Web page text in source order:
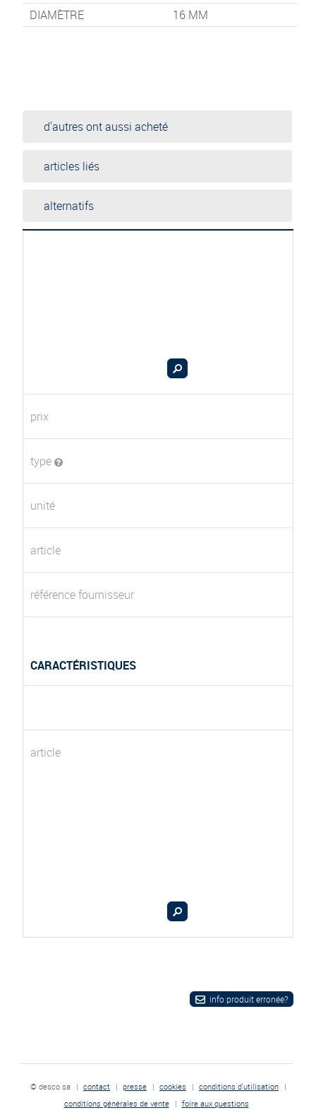
DIAMÈTRE
16 MM
d'autres ont aussi acheté
articles liés
alternatifs
prix
type
unité
article
référence fournisseur
CARACTÉRISTIQUES
article
info produit erronée?
© desco sa | contact | presse | cookies | conditions d'utilisation |
conditions générales de vente
| foire aux questions